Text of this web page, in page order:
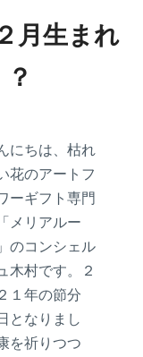
月生まれ
にちは、枯れ
花のアートフ
ーギフト専門
メリアルー
のコンシェル
木村です。２
１年の節分
となりまし
を祈りつつ